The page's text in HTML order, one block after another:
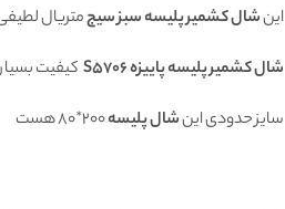
اینشال کشمیر پلیسه سبز سیجمتریال
شال کشمیر پلیسه پاییزه S5706
کیفیت بسیار
سایز حدودی اینشال پلیسه200*80 هست